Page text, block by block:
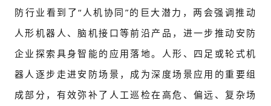
防行业看到了“人机协同”的巨大潜力，两会强调推动
人形机器人、脑机接口等前沿产品，进一步推动安防
企业探索具身智能的应用落地。人形、四足或轮式机
器人逐步走进安防场景，成为深度场景应用的重要组
成部分，有效弥补了人工巡检在高危、偏远、复杂场